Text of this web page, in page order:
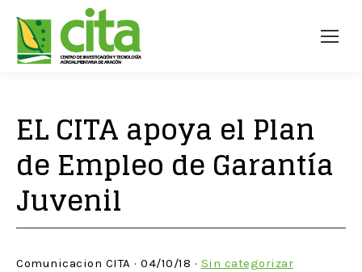
EL CITA apoya el Plan
de Empleo de Garantía
Juvenil
Comunicacion CITA · 04/10/18 · Sin categorizar